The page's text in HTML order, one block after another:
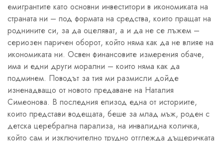
емигрантите като основни инвеститори в икономиката на
страната ни – под формата на средства, които пращат на
роднините си, за да оцеляват, а и да не се лъжем –
сериозен паричен оборот, който няма как да не влияе на
икономиката ни. Освен финансовите измерения обаче,
има и едни други морални – които няма как да
подминем. Поводът за тия ми размисли дойде
изненадващо от новото предаване на Наталия
Симеонова. В последния епизод една от историите,
които представи водещата, беше за млад мъж, роден с
детска церебрална парализа, на инвалидна количка,
който сам и изключително трудно отглежда дъщеричката